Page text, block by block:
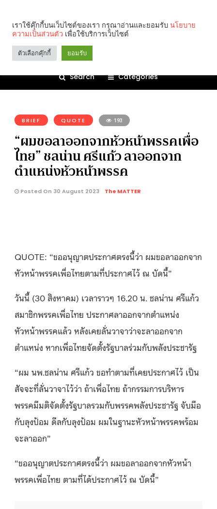
Search Categories
BRIEF QUOTE 193
“ผมขอลาออกจากหัวหน้าพรรคเพื่อ
ไทย” ชลน่าน ศรีแก้ว ลาออกจาก
ตำแหน่งหัวหน้าพรรค
Posted On 30 August 2023 The MATTER
QUOTE: “ขออนุญาตประกาศตรงนี้ว่า ผมขอลาออกจาก
หัวหน้าพรรคเพื่อไทยตามที่ประกาศไว้ ณ บัดนี้”
วันนี้ (30 สิงหาคม) เวลาราวๆ 16.20 น. ชลน่าน ศรีแก้ว
สมาชิกพรรคเพื่อไทย ประกาศลาออกจากตำแหน่ง
หัวหน้าพรรคแล้ว หลังเคยลั่นวาจาว่าจะลาออกจาก
ตำแหน่ง หากเพื่อไทยจัดตั้งรัฐบาลร่วมกับพลังประชารัฐ
“ผม นพ.ชลน่าน ศรีแก้ว ขอทำตามที่เคยประกาศไว้ เป็น
สัจจะที่ลั่นวาจาไว้ว่า ถ้าเพื่อไทย ถ้ากรรมการบริหาร
พรรคมีมติจัดตั้งรัฐบาลรวมกับพรรคพลังประชารัฐ จับมือ
กับลุงป้อม ดีลกับลุงป้อม ผมในฐานะหัวหน้าพรรคพร้อม
จะลาออก”
“ขออนุญาตประกาศตรงนี้ว่า ผมขอลาออกจากหัวหน้า
พรรคเพื่อไทย ตามที่ได้ประกาศไว้ ณ บัดนี้”
เราใช้คุ๊กกี้บนเว็บไซต์ของเรา กรุณาอ่านและยอมรับ นโยบาย
ความเป็นส่วนตัว เพื่อใช้บริการเว็บไซต์
ตัวเลือกคุ๊กกี้ ยอมรับ